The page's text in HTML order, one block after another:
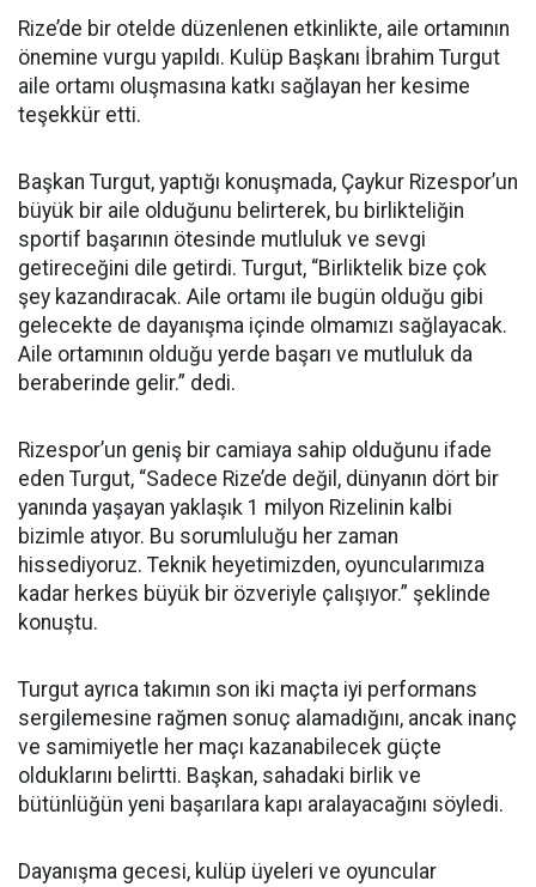
Rize’de bir otelde düzenlenen etkinlikte, aile ortamının
önemine vurgu yapıldı. Kulüp Başkanı İbrahim Turgut
aile ortamı oluşmasına katkı sağlayan her kesime
teşekkür etti.
Başkan Turgut, yaptığı konuşmada, Çaykur Rizespor’un
büyük bir aile olduğunu belirterek, bu birlikteliğin
sportif başarının ötesinde mutluluk ve sevgi
getireceğini dile getirdi. Turgut, “Birliktelik bize çok
şey kazandıracak. Aile ortamı ile bugün olduğu gibi
gelecekte de dayanışma içinde olmamızı sağlayacak.
Aile ortamının olduğu yerde başarı ve mutluluk da
beraberinde gelir.” dedi.
Rizespor’un geniş bir camiaya sahip olduğunu ifade
eden Turgut, “Sadece Rize’de değil, dünyanın dört bir
yanında yaşayan yaklaşık 1 milyon Rizelinin kalbi
bizimle atıyor. Bu sorumluluğu her zaman
hissediyoruz. Teknik heyetimizden, oyuncularımıza
kadar herkes büyük bir özveriyle çalışıyor.” şeklinde
konuştu.
Turgut ayrıca takımın son iki maçta iyi performans
sergilemesine rağmen sonuç alamadığını, ancak inanç
ve samimiyetle her maçı kazanabilecek güçte
olduklarını belirtti. Başkan, sahadaki birlik ve
bütünlüğün yeni başarılara kapı aralayacağını söyledi.
Dayanışma gecesi, kulüp üyeleri ve oyuncular